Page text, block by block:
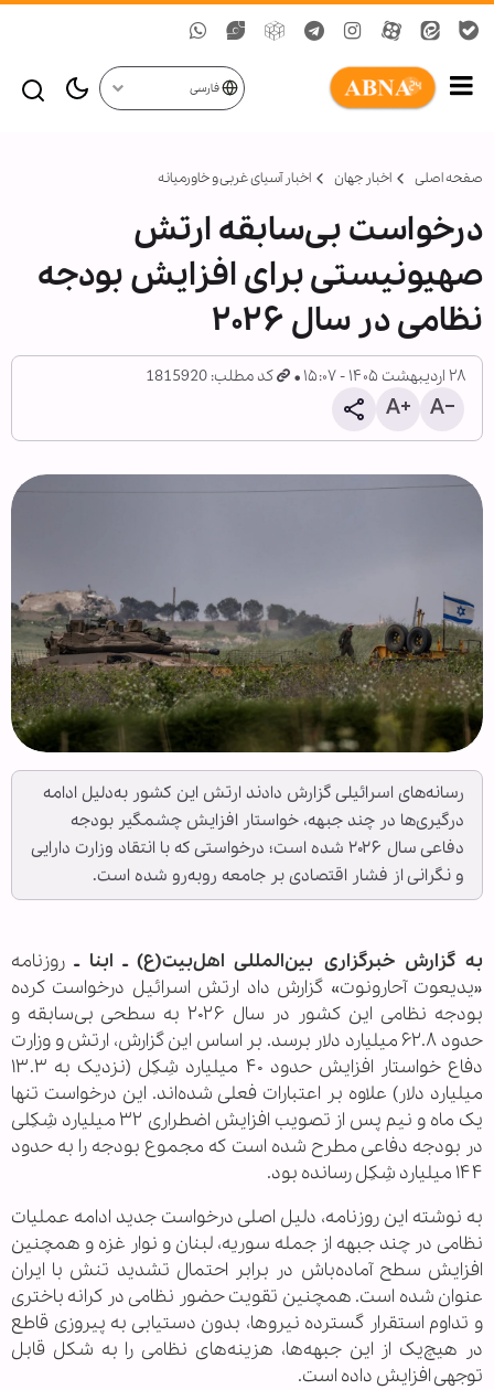
فارسی
صفحه اصلی اخبار جهان اخبار آسیای غربی و خاورمیانه
درخواست بی‌سابقه ارتش
صهیونیستی برای افزایش بودجه
نظامی در سال ۲۰۲۶
۲۸ اردیبهشت ۱۴۰۵ - ۱۵:۰۷ کد مطلب: 1815920
رسانه‌های اسرائیلی گزارش دادند ارتش این کشور به‌دلیل ادامه
درگیری‌ها در چند جبهه، خواستار افزایش چشمگیر بودجه
دفاعی سال ۲۰۲۶ شده است؛ درخواستی که با انتقاد وزارت دارایی
و نگرانی از فشار اقتصادی بر جامعه روبه‌رو شده است.
به گزارش خبرگزاری بین‌المللی اهل‌بیت(ع) ـ ابنا ـ روزنامه
«یدیعوت آحارونوت» گزارش داد ارتش اسرائیل درخواست کرده
بودجه نظامی این کشور در سال ۲۰۲۶ به سطحی بی‌سابقه و
حدود ۶۲.۸ میلیارد دلار برسد. بر اساس این گزارش، ارتش و وزارت
دفاع خواستار افزایش حدود ۴۰ میلیارد شِکِل (نزدیک به ۱۳.۳
میلیارد دلار) علاوه بر اعتبارات فعلی شده‌اند. این درخواست تنها
یک ماه و نیم پس از تصویب افزایش اضطراری ۳۲ میلیارد شِکِلی
در بودجه دفاعی مطرح شده است که مجموع بودجه را به حدود
۱۴۴ میلیارد شِکِل رسانده بود.
به نوشته این روزنامه، دلیل اصلی درخواست جدید ادامه عملیات
نظامی در چند جبهه از جمله سوریه، لبنان و نوار غزه و همچنین
افزایش سطح آماده‌باش در برابر احتمال تشدید تنش با ایران
عنوان شده است. همچنین تقویت حضور نظامی در کرانه باختری
و تداوم استقرار گسترده نیروها، بدون دستیابی به پیروزی قاطع
در هیچ‌یک از این جبهه‌ها، هزینه‌های نظامی را به شکل قابل
توجهی افزایش داده است.